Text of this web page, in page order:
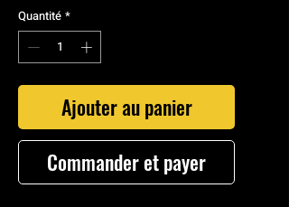
Quantité *
Ajouter au panier
Commander et payer